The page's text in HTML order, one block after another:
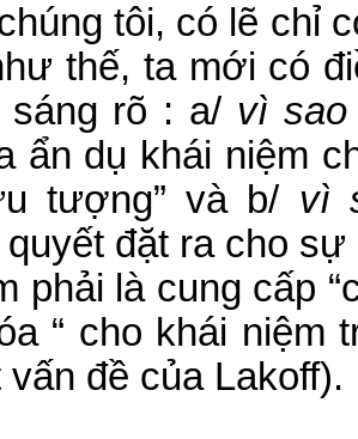
tôi, có lẽ chỉ
thế, ta mới có
sáng rõ : a/ vì sao
ẩn dụ khái niệm
tượng” và b/ vì
quyết đặt ra cho
phải là cung cấp
“ cho khái niệm
đề của Lakoff).